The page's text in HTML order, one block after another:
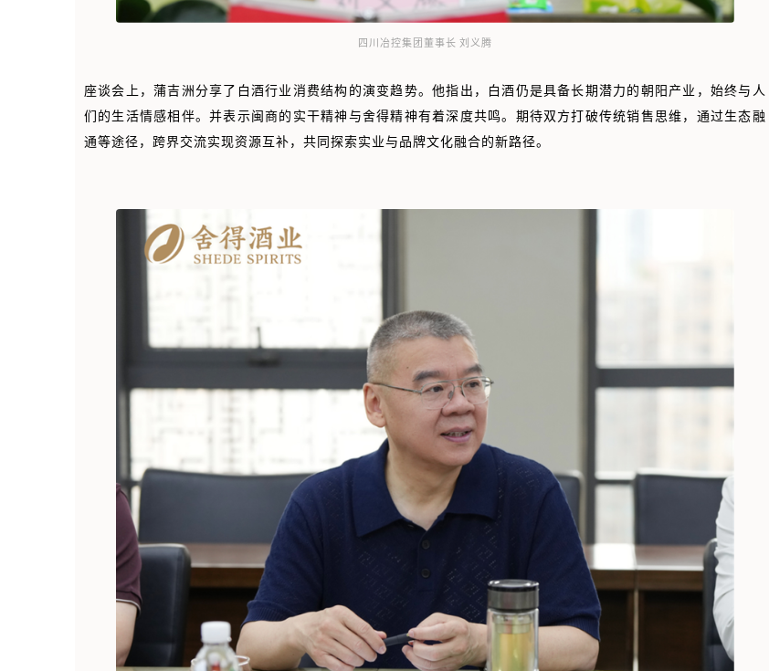
四川冶控集团董事长 刘义腾
座谈会上，蒲吉洲分享了白酒行业消费结构的演变趋势。他指出，白酒仍是具备长期潜力的朝阳产业，始终与人
们的生活情感相伴。并表示闽商的实干精神与舍得精神有着深度共鸣。期待双方打破传统销售思维，通过生态融
通等途径，跨界交流实现资源互补，共同探索实业与品牌文化融合的新路径。